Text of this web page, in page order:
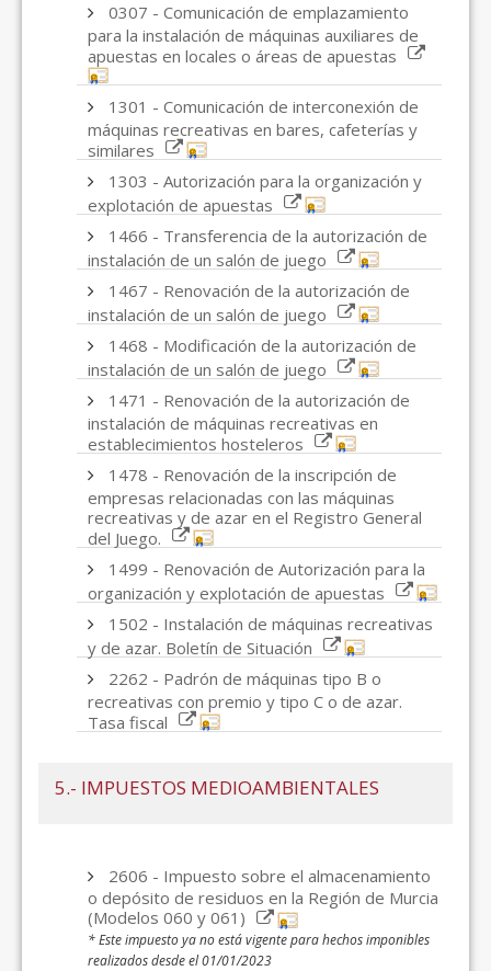
0307 - Comunicación de emplazamiento
para la instalación de máquinas auxiliares de
apuestas en locales o áreas de apuestas
1301 - Comunicación de interconexión de
máquinas recreativas en bares, cafeterías y
similares
1303 - Autorización para la organización y
explotación de apuestas
1466 - Transferencia de la autorización de
instalación de un salón de juego
1467 - Renovación de la autorización de
instalación de un salón de juego
1468 - Modificación de la autorización de
instalación de un salón de juego
1471 - Renovación de la autorización de
instalación de máquinas recreativas en
establecimientos hosteleros
1478 - Renovación de la inscripción de
empresas relacionadas con las máquinas
recreativas y de azar en el Registro General
del Juego.
1499 - Renovación de Autorización para la
organización y explotación de apuestas
1502 - Instalación de máquinas recreativas
y de azar. Boletín de Situación
2262 - Padrón de máquinas tipo B o
recreativas con premio y tipo C o de azar.
Tasa fiscal
5.- IMPUESTOS MEDIOAMBIENTALES
2606 - Impuesto sobre el almacenamiento
o depósito de residuos en la Región de Murcia
(Modelos 060 y 061)
* Este impuesto ya no está vigente para hechos imponibles
realizados desde el 01/01/2023